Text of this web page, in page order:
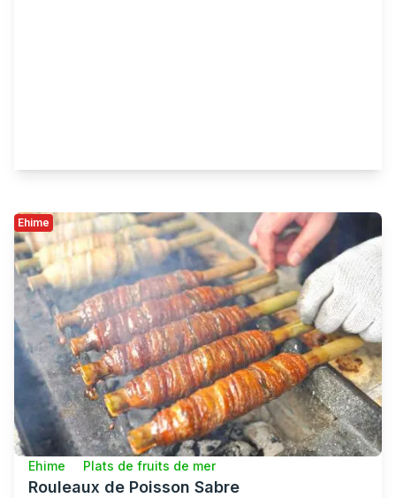
Ehime
Ehime Plats de fruits de mer
Rouleaux de Poisson Sabre